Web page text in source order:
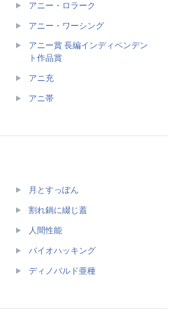
アニー・ロラーク
アニー・ワーシング
アニー賞 長編インディペンデン
ト作品賞
アニ充
アニ帯
月とすっぽん
割れ鍋に綴じ蓋
人間性能
バイオハッキング
ディノバルド亜種